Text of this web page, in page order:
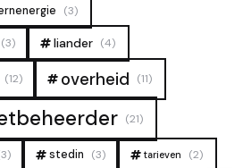
(3)
(3) liander (4)
(12) overheid (11)
(21)
stedin (3) tarieven (2)